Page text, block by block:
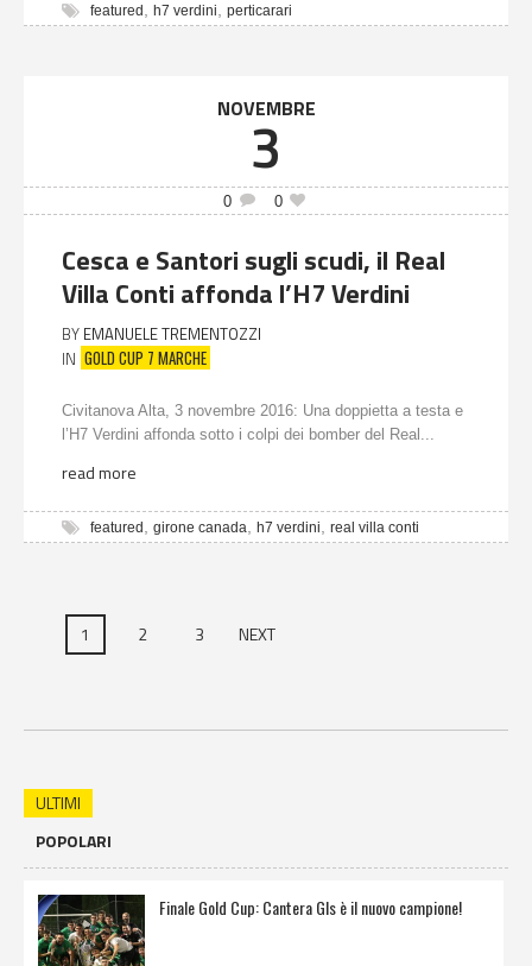
featured h7 verdini perticarari
NOVEMBRE
3
0 0
Cesca e Santori sugli scudi, il Real
Villa Conti affonda l’H7 Verdini
BY EMANUELE TREMENTOZZI
IN GOLD CUP 7 MARCHE
Civitanova Alta, 3 novembre 2016: Una doppietta a testa e
l’H7 Verdini affonda sotto i colpi dei bomber del Real...
read more
featured girone canada h7 verdini real villa conti
1 2 3 NEXT
ULTIMI
POPOLARI
Finale Gold Cup: Cantera Gls è il nuovo campione!